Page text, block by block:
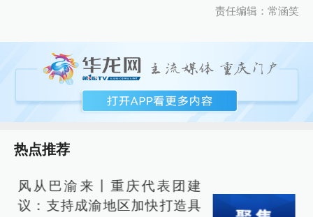
责任编辑：常涵笑
热点推荐
风从巴渝来丨重庆代表团建
议：支持成渝地区加快打造具